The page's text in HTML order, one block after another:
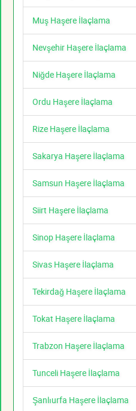
Muş Haşere İlaçlama
Nevşehir Haşere İlaçlama
Niğde Haşere İlaçlama
Ordu Haşere İlaçlama
Rize Haşere İlaçlama
Sakarya Haşere İlaçlama
Samsun Haşere İlaçlama
Siirt Haşere İlaçlama
Sinop Haşere İlaçlama
Sivas Haşere İlaçlama
Tekirdağ Haşere İlaçlama
Tokat Haşere İlaçlama
Trabzon Haşere İlaçlama
Tunceli Haşere İlaçlama
Şanlıurfa Haşere İlaçlama